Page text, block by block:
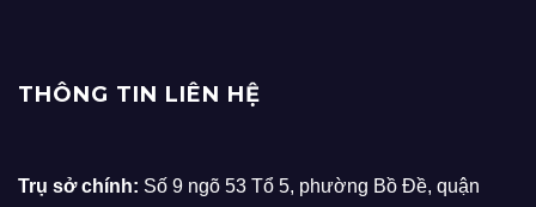
THÔNG TIN LIÊN HỆ
Trụ sở chính: Số 9 ngõ 53 Tổ 5, phường Bồ Đề, quận